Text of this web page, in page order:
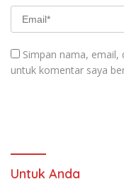
Simpan nama, email,
untuk komentar saya
Untuk Anda